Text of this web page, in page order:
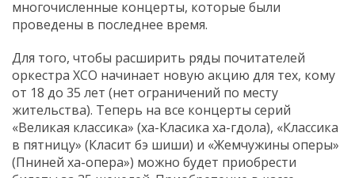
многочисленные концерты, которые были
проведены в последнее время.
Для того, чтобы расширить ряды почитателей
оркестра ХСО начинает новую акцию для тех, кому
от 18 до 35 лет (нет ограничений по месту
жительства). Теперь на все концерты серий
«Великая классика» (ха-Класика ха-гдола), «Классика
в пятницу» (Класит бэ шиши) и «Жемчужины оперы»
(Пниней ха-опера») можно будет приобрести